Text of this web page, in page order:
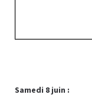
Samedi 8 juin :